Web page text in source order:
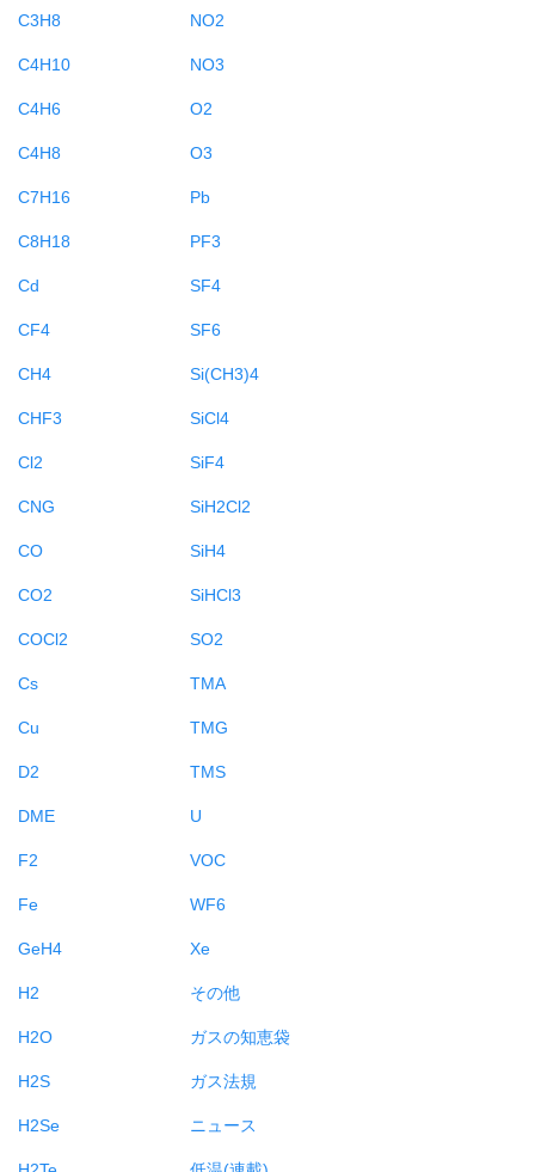
C3H8
C4H10
C4H6
C4H8
C7H16
C8H18
Cd
CF4
CH4
CHF3
Cl2
CNG
CO
CO2
COCl2
Cs
Cu
D2
DME
F2
Fe
GeH4
H2
H2O
H2S
H2Se
NO2
NO3
O2
O3
Pb
PF3
SF4
SF6
Si(CH3)4
SiCl4
SiF4
SiH2Cl2
SiH4
SiHCl3
SO2
TMA
TMG
TMS
U
VOC
WF6
Xe
その他
ガスの知恵袋
ガス法規
ニュース